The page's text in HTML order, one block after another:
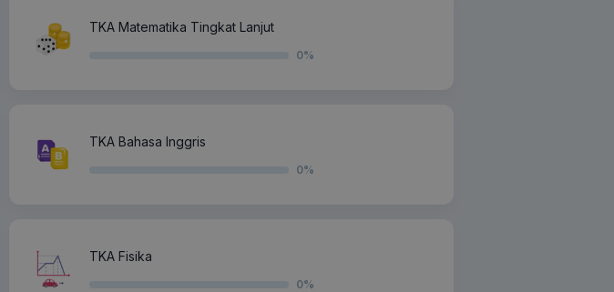
TKA Matematika Tingkat Lanjut
0%
TKA Bahasa Inggris
0%
TKA Fisika
0%